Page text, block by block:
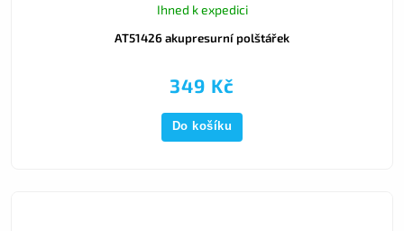
AT51426 akupresurní polštářek
Ihned k expedici
349 Kč
Do košíku